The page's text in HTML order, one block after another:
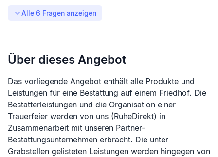
Alle 6 Fragen anzeigen
Über dieses Angebot
Das vorliegende Angebot enthält alle Produkte und
Leistungen für eine Bestattung auf einem Friedhof. Die
Bestatterleistungen und die Organisation einer
Trauerfeier werden von uns (RuheDirekt) in
Zusammenarbeit mit unseren Partner-
Bestattungsunternehmen erbracht. Die unter
Grabstellen gelisteten Leistungen werden hingegen von